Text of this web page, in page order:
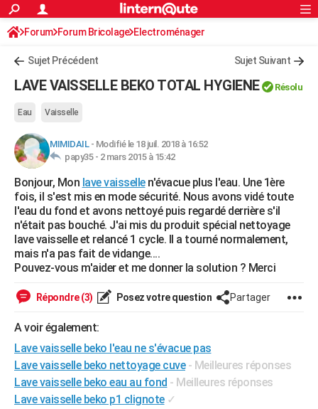
ACTUALITÉS
Politique
Société
Faits Divers
Education
Monde
Villes
+
AUTO
Essais
Réserver un essai
Citadines
Berlines
SUV
Forum auto
+HIGH-TECH
Mobiles
Meilleur smartphone
Internet
Ordinateurs
Jeux vidéo
Guide high-tech
+BRICOLAGE
Forum
Aménagement intérieur
Extérieur
Cuisine
Salle de bains
Jardinage
Rangement
WEEK-END
Guides de France
Escapades
Patrimoine
Expositions
Musées
Week-end nature
+LIFESTYLE
Art de vivre
Bien-être
Loisirs
Mode
Modes de vie
Alimentation
Guide de la santé
Maladies
Médicaments
Sommeil
VOYAGE
Destinations
City break
Voyage nature
Voyage de noces
Forum
Climat
+
GUIDES D'ACHAT
BONS PLANS
S'inscrire
Connexion
Forum Forum Bricolage Electroménager
Sujet Précédent Sujet Suivant
LAVE VAISSELLE BEKO TOTAL HYGIENE Résolu
Eau Vaisselle
MIMIDAIL- Modifié le 18 juil. 2018 à 16:52
papy35 - 2 mars 2015 à 15:42
Bonjour, Mon lave vaissellen'évacue plus l'eau. Une 1ère
fois, il s'est mis en mode sécurité. Nous avons vidé toute
l'eau du fond et avons nettoyé puis regardé derrière s'il
n'était pas bouché. J'ai mis du produit spécial nettoyage
lave vaisselle et relancé 1 cycle. Il a tourné normalement,
mais n'a pas fait de vidange....
Pouvez-vous m'aider et me donner la solution ? Merci
Répondre (3) Posez votre question Partager
A voir également:
Lave vaisselle beko l'eau ne s'évacue pas
Lave vaisselle beko nettoyage cuve - Meilleures réponses
Lave vaisselle beko eau au fond - Meilleures réponses
Lave vaisselle beko p1 clignote ✓